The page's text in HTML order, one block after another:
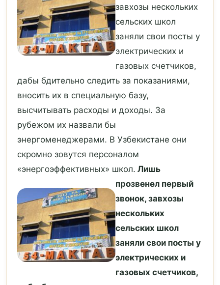
завхозы нескольких
сельских школ
заняли свои посты у
электрических и
газовых счетчиков,
дабы бдительно следить за показаниями,
вносить их в специальную базу,
высчитывать расходы и доходы. За
рубежом их назвали бы
энергоменеджерами. В Узбекистане они
скромно зовутся персоналом
«энергоэффективных» школ. Лишь
прозвенел первый
звонок, завхозы
нескольких
сельских школ
заняли свои посты у
электрических и
газовых счетчиков,